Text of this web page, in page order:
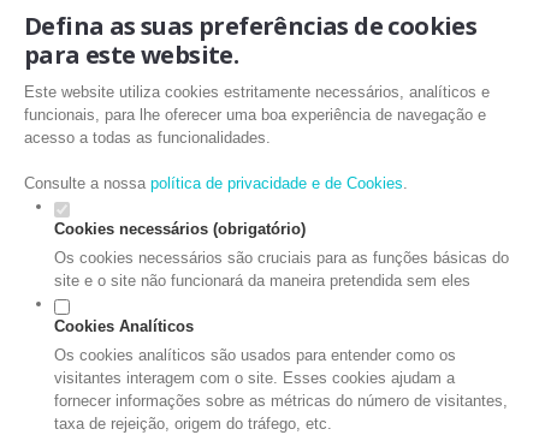
Defina as suas preferências de cookies
para este website.
Este website utiliza cookies estritamente necessários, analíticos e
funcionais, para lhe oferecer uma boa experiência de navegação e
acesso a todas as funcionalidades.
Consulte a nossa política de privacidade e de Cookies.
Cookies necessários (obrigatório)
Os cookies necessários são cruciais para as funções básicas do
site e o site não funcionará da maneira pretendida sem eles
Cookies Analíticos
Os cookies analíticos são usados para entender como os
visitantes interagem com o site. Esses cookies ajudam a
fornecer informações sobre as métricas do número de visitantes,
taxa de rejeição, origem do tráfego, etc.